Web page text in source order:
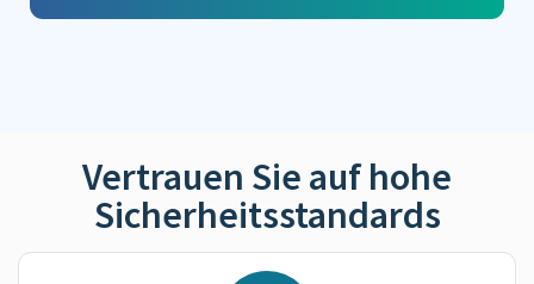
Vertrauen Sie auf hohe
Sicherheitsstandards